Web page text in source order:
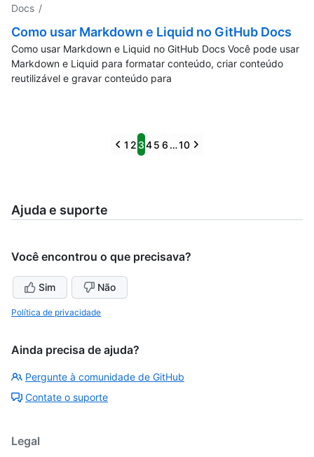
Docs /
Como usar Markdown e Liquid no GitHub Docs
Como usar Markdown e Liquid no GitHub Docs Você pode usar
Markdown e Liquid para formatar conteúdo, criar conteúdo
reutilizável e gravar conteúdo para
Previous
1 2 345 6 …10 Next
Ajuda e suporte
Você encontrou o que precisava?
Sim Não
Política de privacidade
Ainda precisa de ajuda?
Pergunte à comunidade de GitHub
Contate o suporte
Legal